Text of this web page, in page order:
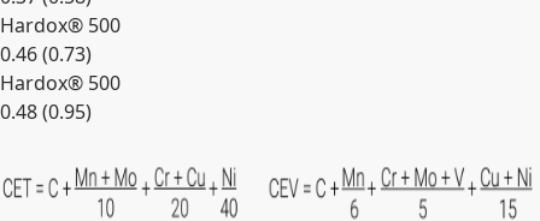
Hardox® 500
0.46 (0.73)
Hardox® 500
0.48 (0.95)